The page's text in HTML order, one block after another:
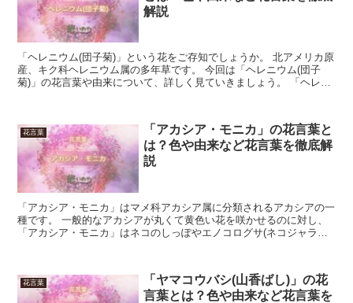
解説
「ヘレニウム(団子菊)」という花をご存知でしょうか。 北アメリカ原
産、キク科ヘレニウム属の多年草です。 今回は「ヘレニウム(団子
菊)」の花言葉や由来について、詳しく見ていきましょう。 「ヘレニ
花言葉
「アカシア・モニカ」の花言葉と
は？色や由来など花言葉を徹底解
説
「アカシア・モニカ」はマメ科アカシア属に分類されるアカシアの一
種です。 一般的なアカシアが丸くて黄色い花を咲かせるのに対し、
「アカシア・モニカ」はネコのしっぽやエノコログサ(ネコジャラシ)
花言葉
「ヤマコウバシ(山香ばし)」の花
言葉とは？色や由来など花言葉を